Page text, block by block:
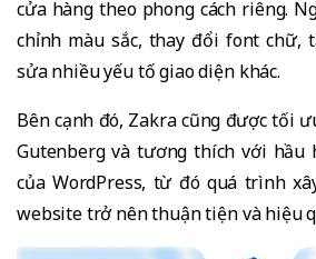
cửa hàng theo phong cách riêng.
chỉnh màu sắc, thay đổi font chữ,
sửa nhiều yếu tố giao diện khác.
Bên cạnh đó, Zakra cũng được tối
Gutenberg và tương thích với
của WordPress, từ đó quá trình
website trở nên thuận tiện và hiệu